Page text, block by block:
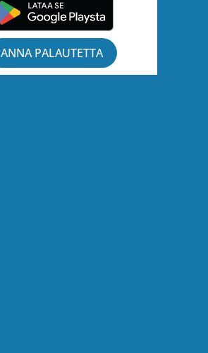
ANNA PALAUTETTA